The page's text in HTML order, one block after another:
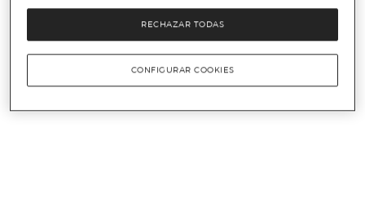
RECHAZAR TODAS
CONFIGURAR COOKIES